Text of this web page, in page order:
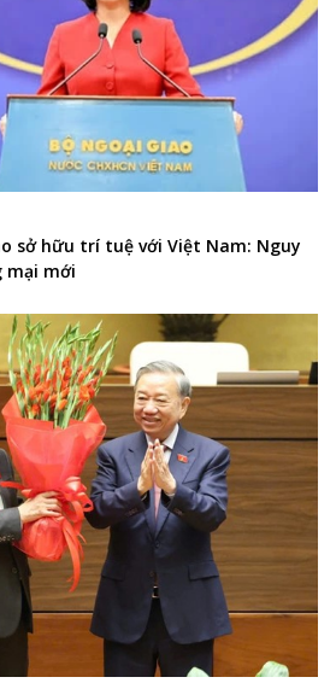
sở hữu trí tuệ với Việt Nam: Nguy
mại mới